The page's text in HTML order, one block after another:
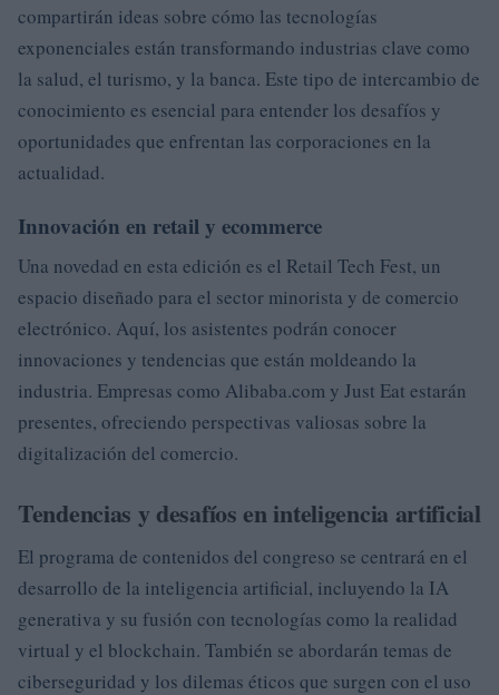
compartirán ideas sobre cómo las tecnologías
exponenciales están transformando industrias clave como
la salud, el turismo, y la banca. Este tipo de intercambio de
conocimiento es esencial para entender los desafíos y
oportunidades que enfrentan las corporaciones en la
actualidad.
Innovación en retail y ecommerce
Una novedad en esta edición es el Retail Tech Fest, un
espacio diseñado para el sector minorista y de comercio
electrónico. Aquí, los asistentes podrán conocer
innovaciones y tendencias que están moldeando la
industria. Empresas como Alibaba.com y Just Eat estarán
presentes, ofreciendo perspectivas valiosas sobre la
digitalización del comercio.
Tendencias y desafíos en inteligencia artificial
El programa de contenidos del congreso se centrará en el
desarrollo de la inteligencia artificial, incluyendo la IA
generativa y su fusión con tecnologías como la realidad
virtual y el blockchain. También se abordarán temas de
ciberseguridad y los dilemas éticos que surgen con el uso